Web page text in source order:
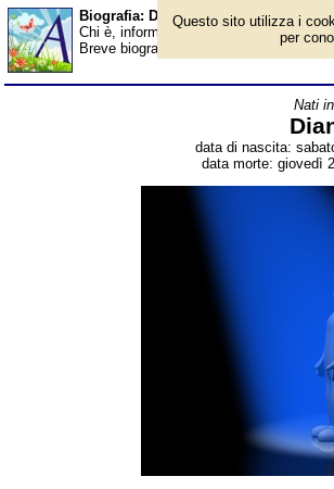
Biografia: Dian Fossey - Almanacco
Chi è, informazioni, foto, qual è la data
Breve biografia. Voce dell'Almanacco.
Nati
data di nascita:
data morte: giovedì
Questo sito utilizza i
per